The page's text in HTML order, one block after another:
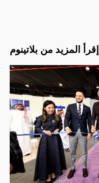
إقرأ المزيد من بلاتينوم